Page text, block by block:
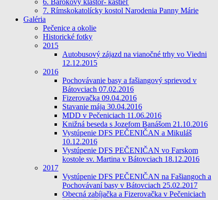
7. Rímskokatolícky kostol Narodenia Panny Márie
Galéria
Pečenice a okolie
Historické fotky
2015
Autobusový zájazd na vianočné trhy vo Viedni
12.12.2015
2016
Pochovávanie basy a fašiangový sprievod v
Bátovciach 07.02.2016
Fizerovačka 09.04.2016
Stavanie mája 30.04.2016
MDD v Pečeniciach 11.06.2016
Knižná beseda s Jozefom Banášom 21.10.2016
Vystúpenie DFS PEČENIČAN a Mikuláš
10.12.2016
Vystúpenie DFS PEČENIČAN vo Farskom
kostole sv. Martina v Bátovciach 18.12.2016
2017
Vystúpenie DFS PEČENIČAN na Fašiangoch a
Pochovávaní basy v Bátovciach 25.02.2017
Obecná zabíjačka a Fizerovačka v Pečeniciach